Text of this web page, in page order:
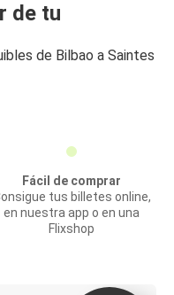
de tu
de Bilbao a Saintes
Fácil de comprar
tus billetes online,
en nuestra app o en una
Flixshop